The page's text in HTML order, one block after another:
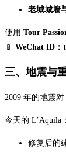
老城城墙
使用 Tour
📱 WeChat ID：
三、地震与
2009 年的地震
今天的 L’Aquila：
修复后的